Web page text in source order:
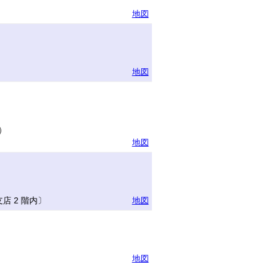
地図
地図
地図
2 階内〕
地図
地図